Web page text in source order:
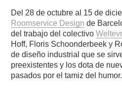
Del 28 de octubre al 15 de
Roomservice Design de
del trabajo del colectivo
Hoff, Floris Schoonderbeek y
de diseño industrial que se
preexistentes y los dota de
pasados por el tamiz del humor.